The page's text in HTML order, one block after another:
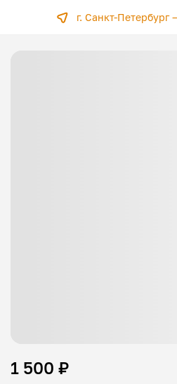
г. Санкт-Петербург
1 500 ₽